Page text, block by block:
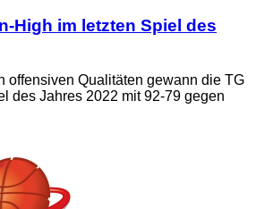
High im letzten Spiel des
offensiven Qualitäten gewann die TG
des Jahres 2022 mit 92-79 gegen